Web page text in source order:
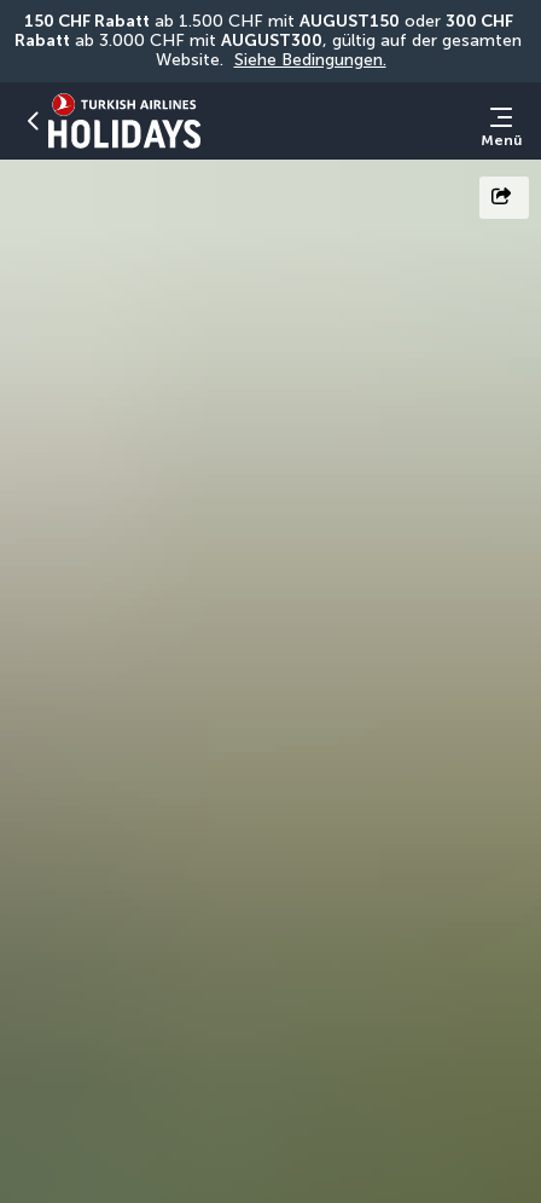
150 CHF Rabatt ab 1.500 CHF mit AUGUST150 oder 300 CHF
Rabatt ab 3.000 CHF mit AUGUST300, gültig auf der gesamten
Website. Siehe Bedingungen.
Menü